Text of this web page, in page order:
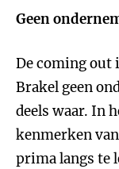
Geen
De coming out
Brakel geen
deels waar. In
kenmerken
prima langs te